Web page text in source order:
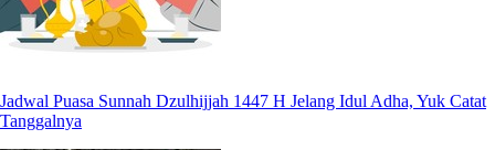
Jadwal Puasa Sunnah Dzulhijjah 1447 H Jelang Idul Adha, Yuk Catat
Tanggalnya